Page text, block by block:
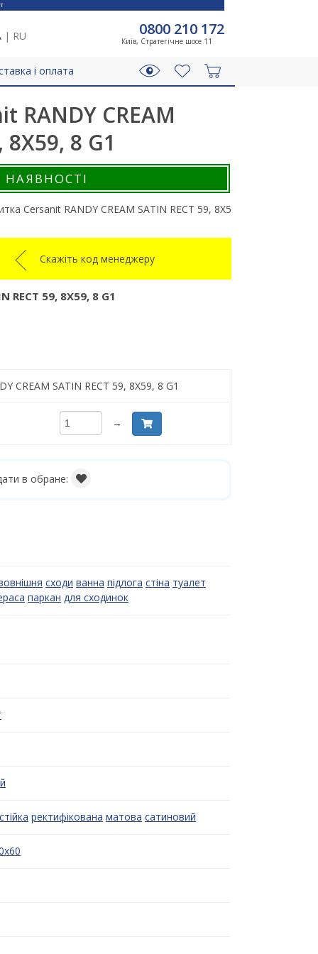
| RU 0800 210 172
Київ, Стратегічне шосе 11
і оплата
RANDY CREAM
8X59, 8 G1
НАЯВНОСТІ
Cersanit RANDY CREAM SATIN RECT 59, 8X59, 8 G1
Скажіть код менеджеру
RECT 59, 8X59, 8 G1
CREAM SATIN RECT 59, 8X59, 8 G1
→
в обране:
сходи ванна підлога стіна туалет
паркан для сходинок
ректифікована матова сатиновий